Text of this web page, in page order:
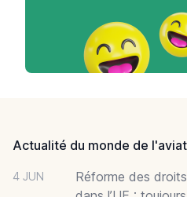
Actualité du monde de
4 JUN
Réforme des